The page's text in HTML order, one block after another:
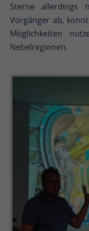
Sterne
Vorgänger ab,
Möglichkeiten
Nebelregionen.